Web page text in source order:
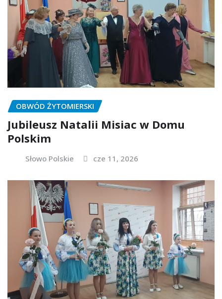
OBWÓD ŻYTOMIERSKI
Jubileusz Natalii Misiac w Domu
Polskim
Słowo Polskie cze 11, 2026